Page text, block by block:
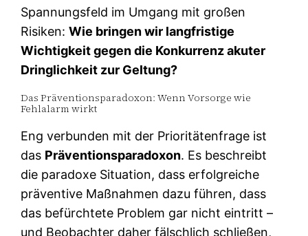
Spannungsfeld im Umgang mit großen
Risiken:Wie bringen wir langfristige
Wichtigkeit gegen die Konkurrenz akuter
Dringlichkeit zur Geltung?
Das Präventionsparadoxon: Wenn Vorsorge wie
Fehlalarm wirkt
Eng verbunden mit der Prioritätenfrage ist
das Präventionsparadoxon. Es beschreibt
die paradoxe Situation, dass erfolgreiche
präventive Maßnahmen dazu führen, dass
das befürchtete Problem gar nicht eintritt –
und Beobachter daher fälschlich schließen,